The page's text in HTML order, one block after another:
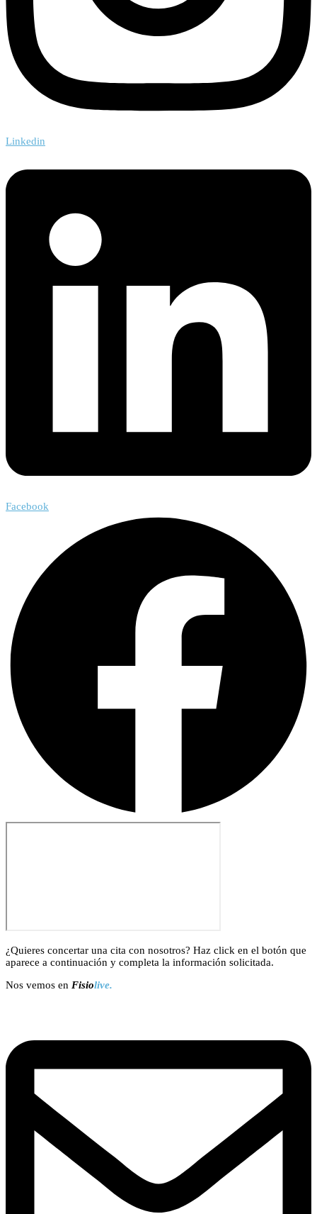
Linkedin
Facebook
¿Quieres concertar una cita con nosotros? Haz click en el botón que
aparece a continuación y completa la información solicitada.
Nos vemos en Fisiolive.